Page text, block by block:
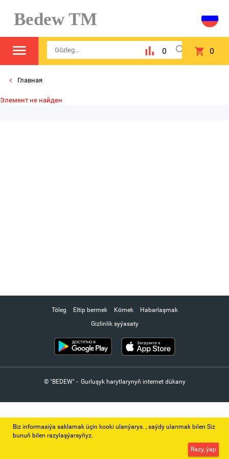
Bedew TM
0 0
Главная
Элемент не найден
Töleg Eltip bermek Kömek
Habarlaşmak
Gizlinlik syýasaty
© "BEDEW" - Gurluşyk harytlarynyň internet dükany
Biz informasiýa saklamak üçin kooki ulanýarys. ‚ saýdy ulanmak bilen Siz
bunuň bilen razylaşýarsyňyz.
Razy, ýap